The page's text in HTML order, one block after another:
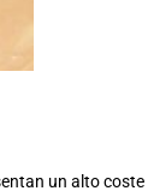
un alto coste